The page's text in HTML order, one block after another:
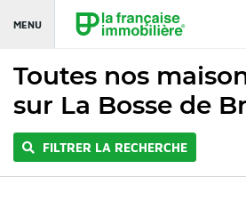
MENU
Toutes nos
sur La Bosse de
FILTRER LA RECHERCHE